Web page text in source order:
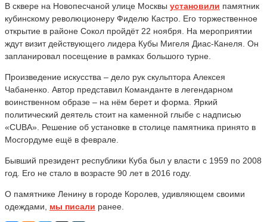
В сквере на Новопесчаной улице Москвы установили памятник
кубинскому революционеру Фиделю Кастро. Его торжественное
открытие в районе Сокол пройдёт 22 ноября. На мероприятии
ждут визит действующего лидера Кубы Мигеля Диас-Канеля. Он
запланировал посещение в рамках большого турне.
Произведение искусства – дело рук скульптора Алексея
Чабаненко. Автор представил Команданте в легендарном
воинственном образе – на нём берет и форма. Яркий
политический деятель стоит на каменной глыбе с надписью
«CUBA». Решение об установке в столице памятника принято в
Мосгордуме ещё в феврале.
Бывший президент республики Куба был у власти с 1959 по 2008
год. Его не стало в возрасте 90 лет в 2016 году.
О памятнике Ленину в городе Королев, удивляющем своими
одеждами, мы писали ранее.